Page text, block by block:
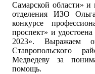
Самарской области»
отделения ИЗО
конкурсе
проспект» и
2023». Выражаем
Ставропольского
Медведеву за
помощь.